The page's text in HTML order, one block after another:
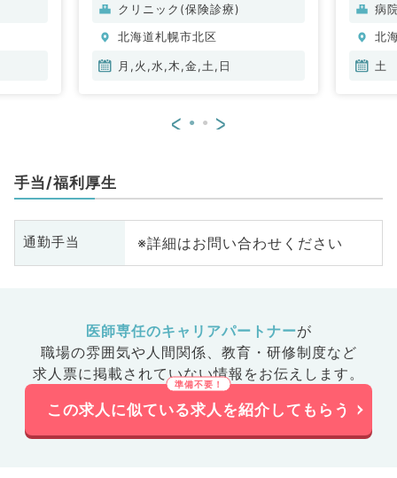
クリニック(保険診療)
北海道札幌市北区
月,火,水,木,金,土,日
病
北
土
< >
手当/福利厚生
通勤手当 ※詳細はお問い合わせください
医師専任のキャリアパートナーが
職場の雰囲気や人間関係、 教育・研修制度など
求人票に掲載されていない情報をお伝えします。
この求人に似ている求人を紹介してもらう